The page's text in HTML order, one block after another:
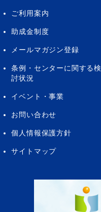
ご利用案内
助成金制度
メールマガジン登録
条例・センターに関する検
討状況
イベント・事業
お問い合わせ
個人情報保護方針
サイトマップ